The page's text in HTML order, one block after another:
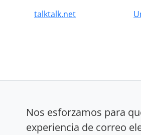
talktalk.net
Nos esforzamos para
experiencia de correo